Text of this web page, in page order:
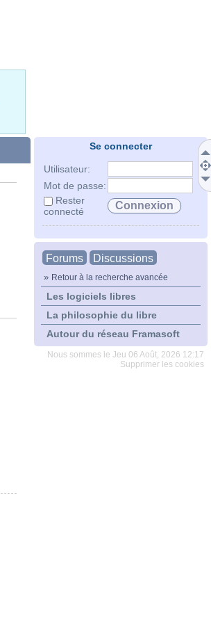
Se connecter
Utilisateur:
Mot de passe:
Rester
connecté
Forums Discussions
» Retour à la recherche avancée
Les logiciels libres
La philosophie du libre
Autour du réseau Framasoft
Nous sommes le Jeu 06 Août, 2026 12:17
Supprimer les cookies